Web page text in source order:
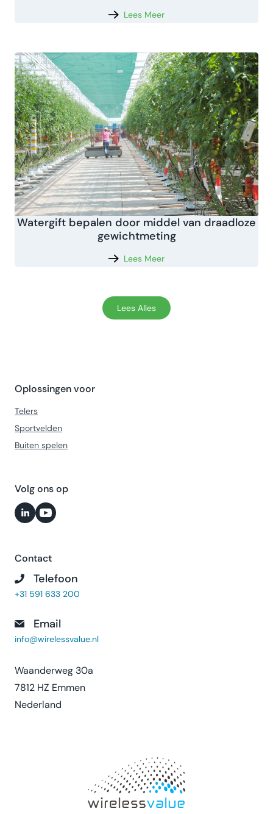
Lees Meer
Watergift bepalen door middel van draadloze
gewichtmeting
Lees Meer
Lees Alles
Oplossingen voor
Telers
Sportvelden
Buiten spelen
Volg ons op
Contact
Telefoon
+31 591 633 200
Email
info@wirelessvalue.nl
Waanderweg 30a
7812 HZ Emmen
Nederland